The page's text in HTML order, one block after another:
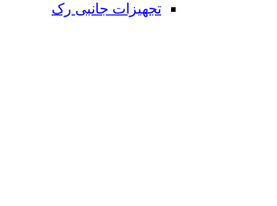
تجهیزات جانبی رک